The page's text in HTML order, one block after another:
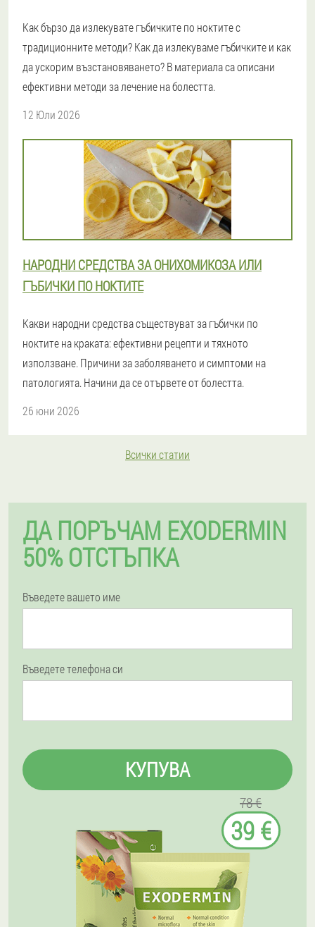
Как бързо да излекувате гъбичките по ноктите с
традиционните методи? Как да излекуваме гъбичките и как
да ускорим възстановяването? В материала са описани
ефективни методи за лечение на болестта.
12 Юли 2026
НАРОДНИ СРЕДСТВА ЗА ОНИХОМИКОЗА ИЛИ
ГЪБИЧКИ ПО НОКТИТЕ
Какви народни средства съществуват за гъбички по
ноктите на краката: ефективни рецепти и тяхното
използване. Причини за заболяването и симптоми на
патологията. Начини да се отървете от болестта.
26 юни 2026
Всички статии
ДА ПОРЪЧАМ EXODERMIN
50% ОТСТЪПКА
Въведете вашето име
Въведете телефона си
КУПУВА
78 €
39 €